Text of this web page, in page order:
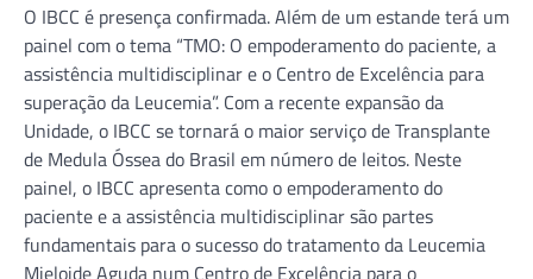
O IBCC é presença confirmada. Além de um estande terá um
painel com o tema “TMO: O empoderamento do paciente, a
assistência multidisciplinar e o Centro de Excelência para
superação da Leucemia”. Com a recente expansão da
Unidade, o IBCC se tornará o maior serviço de Transplante
de Medula Óssea do Brasil em número de leitos. Neste
painel, o IBCC apresenta como o empoderamento do
paciente e a assistência multidisciplinar são partes
fundamentais para o sucesso do tratamento da Leucemia
Mieloide Aguda num Centro de Excelência para o